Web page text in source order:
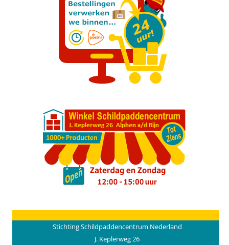
Stichting Schildpaddencentrum Nederland
J. Keplerweg 26